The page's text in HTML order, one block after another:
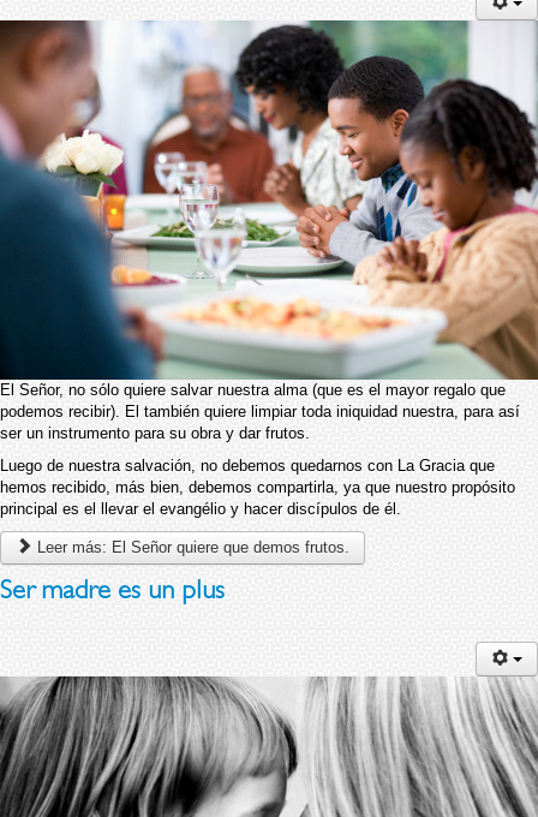
El Señor, no sólo quiere salvar nuestra alma (que es el mayor regalo que
podemos recibir). El también quiere limpiar toda iniquidad nuestra, para así
ser un instrumento para su obra y dar frutos.
Luego de nuestra salvación, no debemos quedarnos con La Gracia que
hemos recibido, más bien, debemos compartirla, ya que nuestro propósito
principal es el llevar el evangélio y hacer discípulos de él.
Leer más: El Señor quiere que demos frutos.
Ser madre es un plus